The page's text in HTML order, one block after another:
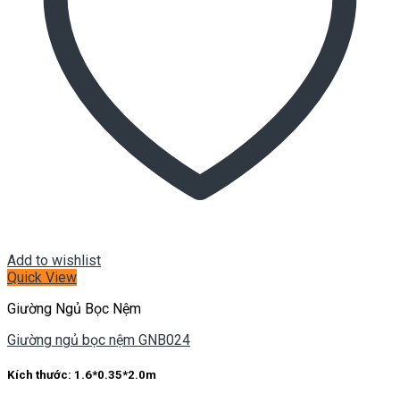
Add to wishlist
Quick View
Giường Ngủ Bọc Nệm
Giường ngủ bọc nệm GNB024
Kích thước: 1.6*0.35*2.0m